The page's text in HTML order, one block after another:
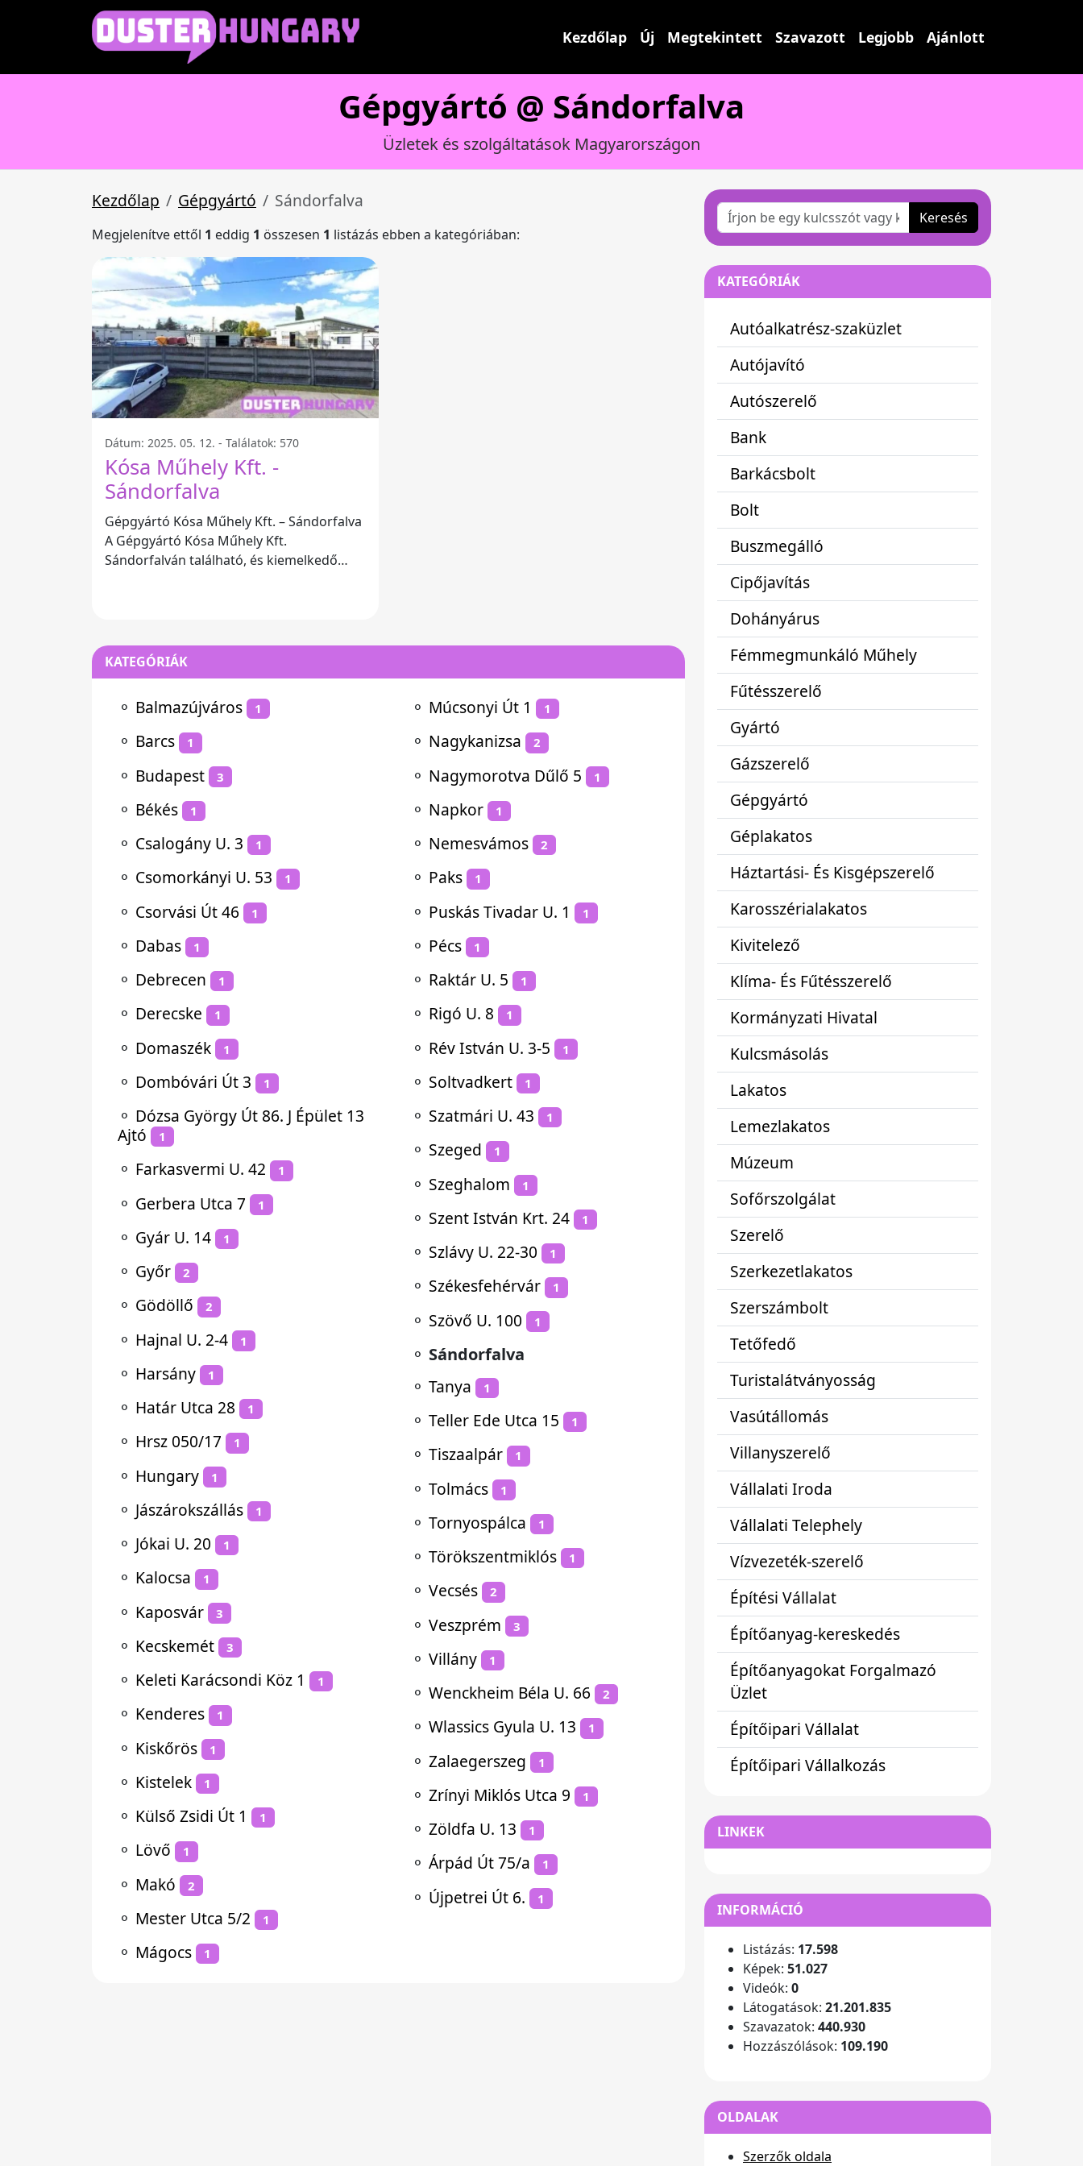
Kezdőlap Új Megtekintett Szavazott Legjobb Ajánlott
Gépgyártó @ Sándorfalva
Üzletek és szolgáltatások Magyarországon
Kezdőlap Gépgyártó Sándorfalva
Megjelenítve ettől 1 eddig 1 összesen 1 listázás ebben a kategóriában:
Dátum: 2025. 05. 12. - Találatok: 570
Kósa Műhely Kft. -
Sándorfalva
Gépgyártó Kósa Műhely Kft. – Sándorfalva
A Gépgyártó Kósa Műhely Kft.
Sándorfalván található, és kiemelkedő
KATEGÓRIÁK
⚬ Balmazújváros 1
⚬ Barcs 1
⚬ Budapest 3
⚬ Békés 1
⚬ Csalogány U. 3 1
⚬ Csomorkányi U. 53 1
⚬ Csorvási Út 46 1
⚬ Dabas 1
⚬ Debrecen 1
⚬ Derecske 1
⚬ Domaszék 1
⚬ Dombóvári Út 3 1
⚬ Dózsa György Út 86. J Épület 13
Ajtó
1
⚬ Farkasvermi U. 42 1
⚬ Gerbera Utca 7 1
⚬ Gyár U. 14 1
⚬ Győr 2
⚬ Gödöllő 2
⚬ Hajnal U. 2-4 1
⚬ Harsány 1
⚬ Határ Utca 28 1
⚬ Hrsz 050/17 1
⚬ Hungary 1
⚬ Jászárokszállás 1
⚬ Jókai U. 20 1
⚬ Kalocsa 1
⚬ Kaposvár 3
⚬ Kecskemét 3
⚬ Keleti Karácsondi Köz 1 1
⚬ Kenderes 1
⚬ Kiskőrös 1
⚬ Kistelek 1
⚬ Külső Zsidi Út 1 1
⚬ Lövő 1
⚬ Makó 2
⚬ Mester Utca 5/2 1
⚬ Mágocs 1
⚬ Múcsonyi Út 1 1
⚬ Nagykanizsa 2
⚬ Nagymorotva Dűlő 5 1
⚬ Napkor 1
⚬ Nemesvámos 2
⚬ Paks 1
⚬ Puskás Tivadar U. 1 1
⚬ Pécs 1
⚬ Raktár U. 5 1
⚬ Rigó U. 8 1
⚬ Rév István U. 3-5 1
⚬ Soltvadkert 1
⚬ Szatmári U. 43 1
⚬ Szeged 1
⚬ Szeghalom 1
⚬ Szent István Krt. 24 1
⚬ Szlávy U. 22-30 1
⚬ Székesfehérvár 1
⚬ Szövő U. 100 1
⚬ Sándorfalva
⚬ Tanya 1
⚬ Teller Ede Utca 15 1
⚬ Tiszaalpár 1
⚬ Tolmács 1
⚬ Tornyospálca 1
⚬ Törökszentmiklós 1
⚬ Vecsés 2
⚬ Veszprém 3
⚬ Villány 1
⚬ Wenckheim Béla U. 66 2
⚬ Wlassics Gyula U. 13 1
⚬ Zalaegerszeg 1
⚬ Zrínyi Miklós Utca 9 1
⚬ Zöldfa U. 13 1
⚬ Árpád Út 75/a 1
⚬ Újpetrei Út 6. 1
Keresés
KATEGÓRIÁK
Autóalkatrész-szaküzlet
Autójavító
Autószerelő
Bank
Barkácsbolt
Bolt
Buszmegálló
Cipőjavítás
Dohányárus
Fémmegmunkáló Műhely
Fűtésszerelő
Gyártó
Gázszerelő
Gépgyártó
Géplakatos
Háztartási- És Kisgépszerelő
Karosszérialakatos
Kivitelező
Klíma- És Fűtésszerelő
Kormányzati Hivatal
Kulcsmásolás
Lakatos
Lemezlakatos
Múzeum
Sofőrszolgálat
Szerelő
Szerkezetlakatos
Szerszámbolt
Tetőfedő
Turistalátványosság
Vasútállomás
Villanyszerelő
Vállalati Iroda
Vállalati Telephely
Vízvezeték-szerelő
Építési Vállalat
Építőanyag-kereskedés
Építőanyagokat Forgalmazó
Üzlet
Építőipari Vállalat
Építőipari Vállalkozás
LINKEK
INFORMÁCIÓ
Listázás: 17.598
Képek: 51.027
Videók: 0
Látogatások: 21.201.835
Szavazatok: 440.930
Hozzászólások: 109.190
OLDALAK
Szerzők oldala